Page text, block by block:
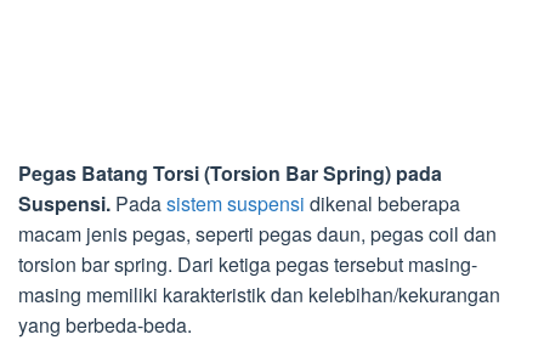
Pegas Batang Torsi (Torsion Bar Spring) pada
Suspensi. Padasistem suspensi dikenal beberapa
macam jenis pegas, seperti pegas daun, pegas coil dan
torsion bar spring. Dari ketiga pegas tersebut masing-
masing memiliki karakteristik dan kelebihan/kekurangan
yang berbeda-beda.